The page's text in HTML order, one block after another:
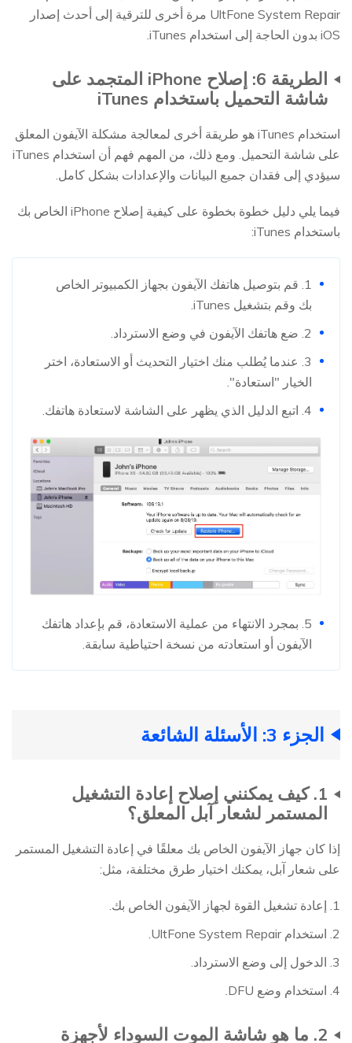
UltFone System Repair مرة أخرى للترقية إلى أحدث إصدار
iOS بدون الحاجة إلى استخدام iTunes.
الطريقة 6: إصلاح iPhone المتجمد على
شاشة التحميل باستخدام iTunes
استخدام iTunes هو طريقة أخرى لمعالجة مشكلة الآيفون المعلق
على شاشة التحميل. ومع ذلك، من المهم فهم أن استخدام iTunes
سيؤدي إلى فقدان جميع البيانات والإعدادات بشكل كامل.
فيما يلي دليل خطوة بخطوة على كيفية إصلاح iPhone الخاص بك
باستخدام iTunes:
1. قم بتوصيل هاتفك الآيفون بجهاز الكمبيوتر الخاص
بك وقم بتشغيل iTunes.
2. ضع هاتفك الآيفون في وضع الاسترداد.
3. عندما يُطلب منك اختيار التحديث أو الاستعادة، اختر
الخيار "استعادة".
4. اتبع الدليل الذي يظهر على الشاشة لاستعادة هاتفك.
5. بمجرد الانتهاء من عملية الاستعادة، قم بإعداد هاتفك
الآيفون أو استعادته من نسخة احتياطية سابقة.
الجزء 3: الأسئلة الشائعة
1. كيف يمكنني إصلاح إعادة التشغيل
المستمر لشعار آبل المعلق؟
إذا كان جهاز الآيفون الخاص بك معلقًا في إعادة التشغيل المستمر
على شعار آبل، يمكنك اختيار طرق مختلفة، مثل:
1. إعادة تشغيل القوة لجهاز الآيفون الخاص بك.
2. استخدام UltFone System Repair.
3. الدخول إلى وضع الاسترداد.
4. استخدام وضع DFU.
2. ما هو شاشة الموت السوداء لأجهزة